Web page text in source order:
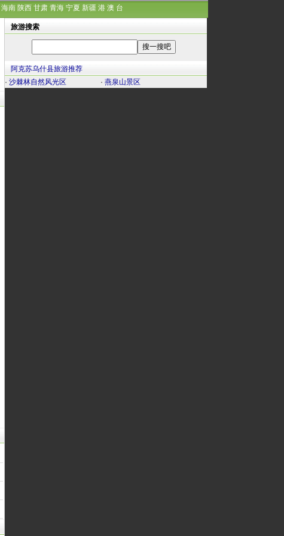
海南 陕西 甘肃 青海 宁夏 新疆 港 澳 台
旅游搜索
阿克苏乌什县旅游推荐
· 沙棘林自然风光区 · 燕泉山景区